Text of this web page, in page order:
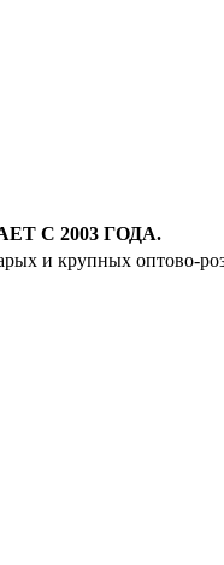
С 2003 ГОДА.
и крупных оптово-